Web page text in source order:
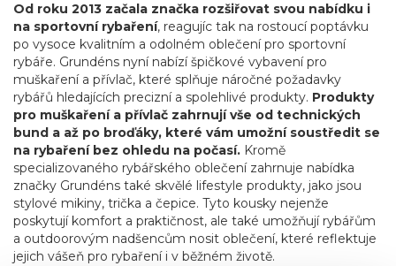
Od roku 2013 začala značka rozšiřovat svou nabídku i
na sportovní rybaření, reagujíc tak na rostoucí poptávku
po vysoce kvalitním a odolném oblečení pro sportovní
rybáře. Grundéns nyní nabízí špičkové vybavení pro
muškaření a přívlač, které splňuje náročné požadavky
rybářů hledajících precizní a spolehlivé produkty. Produkty
pro muškaření a přívlač zahrnují vše od technických
bund a až po broďáky, které vám umožní soustředit se
na rybaření bez ohledu na počasí. Kromě
specializovaného rybářského oblečení zahrnuje nabídka
značky Grundéns také skvělé lifestyle produkty, jako jsou
stylové mikiny, trička a čepice. Tyto kousky nejenže
poskytují komfort a praktičnost, ale také umožňují rybářům
a outdoorovým nadšencům nosit oblečení, které reflektuje
jejich vášeň pro rybaření i v běžném životě.